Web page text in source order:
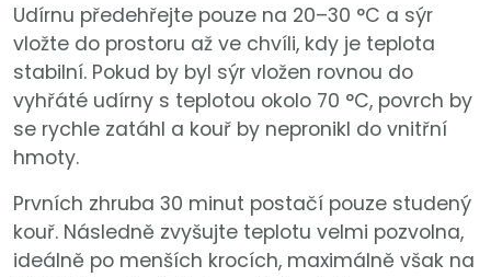
Udírnu předehřejte pouze na 20–30 °C a sýr
vložte do prostoru až ve chvíli, kdy je teplota
stabilní. Pokud by byl sýr vložen rovnou do
vyhřáté udírny s teplotou okolo 70 °C, povrch by
se rychle zatáhl a kouř by nepronikl do vnitřní
hmoty.
Prvních zhruba 30 minut postačí pouze studený
kouř. Následně zvyšujte teplotu velmi pozvolna,
ideálně po menších krocích, maximálně však na